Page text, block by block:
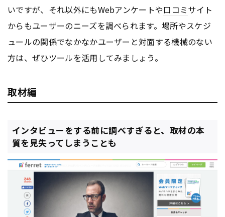
いですが、それ以外にもWebアンケートや口コミサイト
からもユーザーのニーズを調べられます。場所やスケジ
ュールの関係でなかなかユーザーと対面する機械のない
方は、ぜひツールを活用してみましょう。
取材編
インタビューをする前に調べすぎると、取材の本
質を見失ってしまうことも